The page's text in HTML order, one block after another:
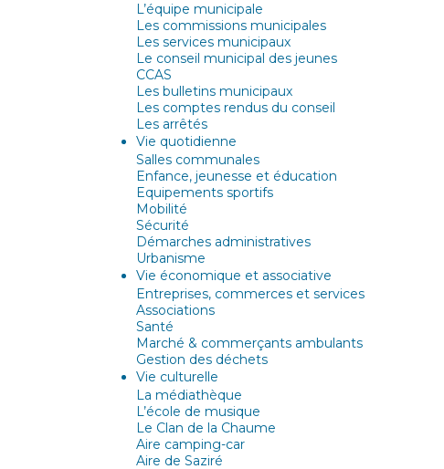
L’équipe municipale
Les commissions municipales
Les services municipaux
Le conseil municipal des jeunes
CCAS
Les bulletins municipaux
Les comptes rendus du conseil
Les arrêtés
Vie quotidienne
Salles communales
Enfance, jeunesse et éducation
Equipements sportifs
Mobilité
Sécurité
Démarches administratives
Urbanisme
Vie économique et associative
Entreprises, commerces et services
Associations
Santé
Marché & commerçants ambulants
Gestion des déchets
Vie culturelle
La médiathèque
L’école de musique
Le Clan de la Chaume
Aire camping-car
Aire de Saziré